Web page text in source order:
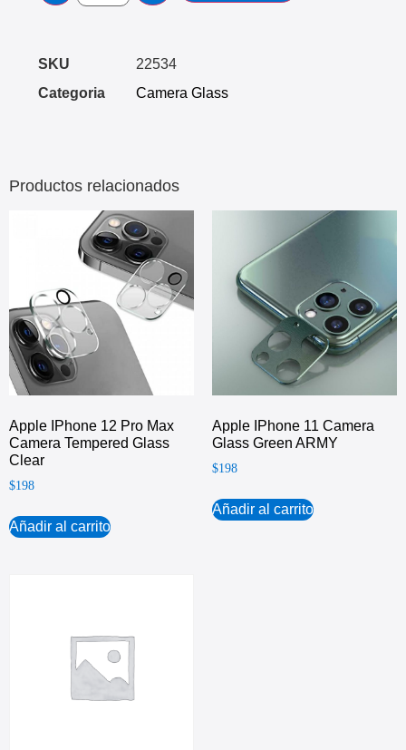
SKU
22534
Categoria
Camera Glass
Productos relacionados
Apple IPhone 12 Pro Max
Camera Tempered Glass
Clear
$198
Añadir al carrito
Apple IPhone 11 Camera
Glass Green ARMY
$198
Añadir al carrito